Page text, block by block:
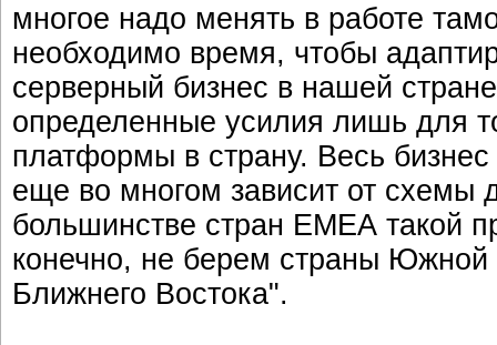
многое надо менять в работе
необходимо время, чтобы
серверный бизнес в нашей
определенные усилия лишь для
платформы в страну. Весь
еще во многом зависит от схемы
большинстве стран ЕМЕА такой
конечно, не берем страны Южной
Ближнего Востока".